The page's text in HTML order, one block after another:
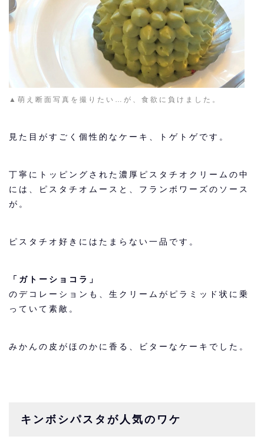
▲萌え断面写真を撮りたい…が、食欲に負けました。
見た目がすごく個性的なケーキ、トゲトゲです。
丁寧にトッピングされた濃厚ピスタチオクリームの中
には、ピスタチオムースと、フランボワーズのソース
が。
ピスタチオ好きにはたまらない一品です。
「ガトーショコラ」
のデコレーションも、生クリームがピラミッド状に乗
っていて素敵。
みかんの皮がほのかに香る、ビターなケーキでした。
キンボシパスタが人気のワケ